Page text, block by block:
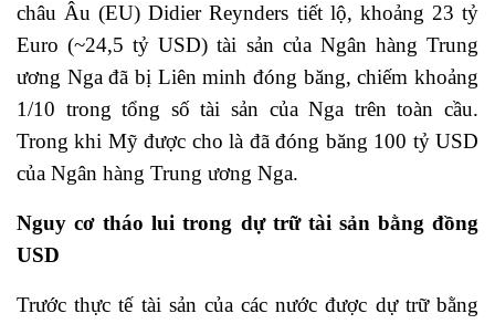
châu Âu (EU) Didier Reynders tiết lộ, khoảng 23 tỷ
Euro (~24,5 tỷ USD) tài sản của Ngân hàng Trung
ương Nga đã bị Liên minh đóng băng, chiếm khoảng
1/10 trong tổng số tài sản của Nga trên toàn cầu.
Trong khi Mỹ được cho là đã đóng băng 100 tỷ USD
của Ngân hàng Trung ương Nga.
Nguy cơ tháo lui trong dự trữ tài sản bằng đồng
USD
Trước thực tế tài sản của các nước được dự trữ bằng